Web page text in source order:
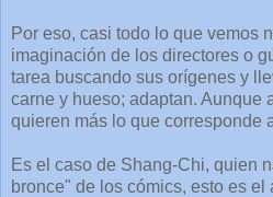
Por eso, casi todo lo que vemos
imaginación de los directores o
tarea buscando sus orígenes y
carne y hueso; adaptan. Aunque
quieren más lo que corresponde
Es el caso de Shang-Chi, quien
bronce" de los cómics, esto es el